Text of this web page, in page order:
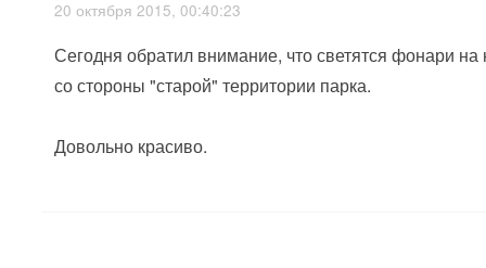
20 октября 2015, 00:40:23
Сегодня обратил внимание, что светятся фонари
со стороны "старой" территории парка.
Довольно красиво.